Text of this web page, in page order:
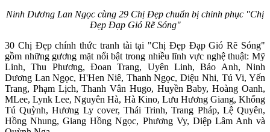
Ninh Dương Lan Ngọc cùng 29 Chị Đẹp chuẩn bị chinh phục "Chị
Đẹp Đạp Gió Rẽ Sóng"
30 Chị Đẹp chính thức tranh tài tại "Chị Đẹp Đạp Gió Rẽ Sóng"
gồm những gương mặt nổi bật trong nhiều lĩnh vực nghệ thuật: Mỹ
Linh, Thu Phương, Đoan Trang, Uyên Linh, Bảo Anh, Ninh
Dương Lan Ngọc, H'Hen Niê, Thanh Ngọc, Diệu Nhi, Tú Vi, Yến
Trang, Phạm Lịch, Thanh Vân Hugo, Huyền Baby, Hoàng Oanh,
MLee, Lynk Lee, Nguyên Hà, Hà Kino, Lưu Hương Giang, Khổng
Tú Quỳnh, Hương Ly cover, Thái Trinh, Trang Pháp, Lệ Quyên,
Hồng Nhung, Giang Hồng Ngọc, Phương Vy, Diệp Lâm Anh và